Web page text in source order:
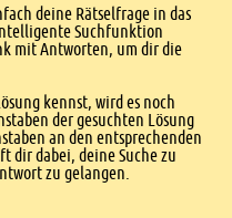
deine Rätselfrage in das
Suchfunktion
mit Antworten, um dir die
kennst, wird es noch
der gesuchten Lösung
an den entsprechenden
dir dabei, deine Suche zu
zu gelangen.